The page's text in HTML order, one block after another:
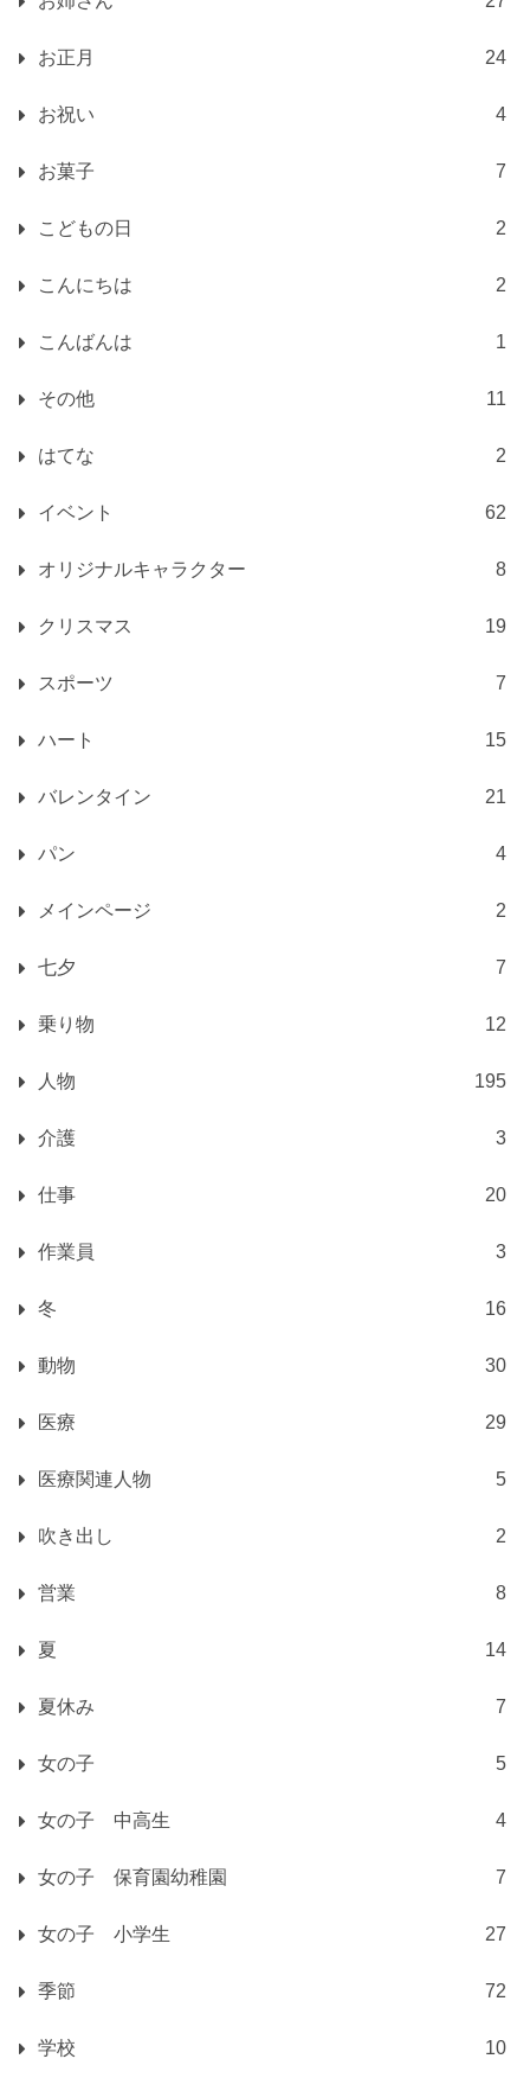
お正月 24
お祝い 4
お菓子 7
こどもの日 2
こんにちは 2
こんばんは 1
その他 11
はてな 2
イベント 62
オリジナルキャラクター 8
クリスマス 19
スポーツ 7
ハート 15
バレンタイン 21
パン 4
メインページ 2
七夕 7
乗り物 12
人物 195
介護 3
仕事 20
作業員 3
冬 16
動物 30
医療 29
医療関連人物 5
吹き出し 2
営業 8
夏 14
夏休み 7
女の子 5
女の子 中高生 4
女の子 保育園幼稚園 7
女の子 小学生 27
季節 72
学校 10